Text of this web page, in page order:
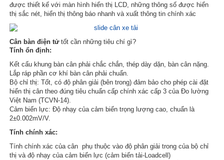
được thiết kế với màn hình hiển thị LCD, những thông số được hiển
thị sắc nét, hiển thị thông báo nhanh và xuất thông tin chính xác
Cân bàn điện tửtốt cần những tiêu chí gì?
Tính ổn định:
Kết cấu khung bàn cân phải chắc chắn, thép dày dặn, bàn cân nặng.
Lắp ráp phần cơ khí bàn cân phải chuẩn.
Bộ chỉ thị: Tốt, có độ phân giải (bên trong) đảm bảo cho phép cài đặt
hiển thị cân theo đúng tiêu chuẩn cấp chính xác cấp 3 của Đo lường
Việt Nam (TCVN-14).
Cảm biến lực: Độ nhạy của cảm biến trọng lượng cao, chuẩn là
2±0.002mV/V.
Tínhchính xác:
Tính chính xác của cân phụ thuộc vào độ phân giải trong của bộ chỉ
thị và độ nhạy của cảm biến lực (cảm biến tải-Loadcell)